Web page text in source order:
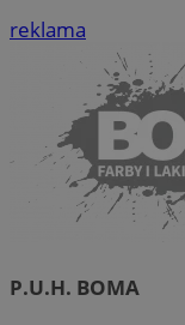
reklama
P.U.H. BOMA